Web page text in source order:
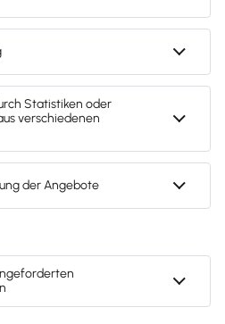
sehr genossen«
erlebt, dass jemand
wegwollte«
irgendwie gewünscht, bin
angesprochen